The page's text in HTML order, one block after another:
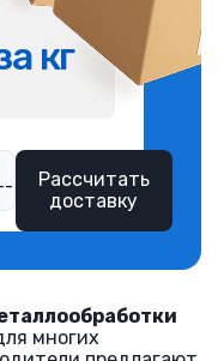
Рассчитать
доставку
кг
многих